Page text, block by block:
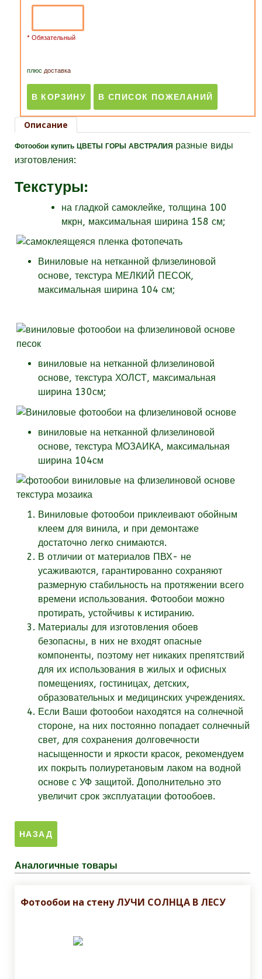
* Обязательный
плюс доставка
Описание
Фотообои купить ЦВЕТЫ ГОРЫ АВСТРАЛИЯ разные виды
изготовления:
Текстуры:
на гладкой самоклейке, толщина 100
мкрн, максимальная ширина 158 см;
Виниловые на нетканной флизелиновой
основе, текстура МЕЛКИЙ ПЕСОК,
максимальная ширина 104 см;
виниловые на нетканной флизелиновой
основе, текстура ХОЛСТ, максимальная
ширина 130см;
виниловые на нетканной флизелиновой
основе, текстура МОЗАИКА, максимальная
ширина 104см
Виниловые фотообои приклеивают обойным
клеем для винила, и при демонтаже
достаточно легко снимаются.
В отличии от материалов ПВХ- не
усаживаются, гарантированно сохраняют
размерную стабильность на протяжении всего
времени использования. Фотообои можно
протирать, устойчивы к истиранию.
Материалы для изготовления обоев
безопасны, в них не входят опасные
компоненты, поэтому нет никаких препятствий
для их использования в жилых и офисных
помещениях, гостиницах, детских,
образовательных и медицинских учреждениях.
Если Ваши фотообои находятся на солнечной
стороне, на них постоянно попадает солнечный
свет, для сохранения долговечности
насыщенности и яркости красок, рекомендуем
их покрыть полиуретановым лаком на водной
основе с УФ защитой. Дополнительно это
увеличит срок эксплуатации фотообоев.
Аналогичные товары
Фотообои на стену ЛУЧИ СОЛНЦА В ЛЕСУ